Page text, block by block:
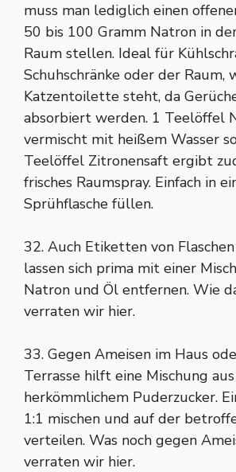
muss man lediglich einen
50 bis 100 Gramm Natron in
Raum stellen. Ideal für
Schuhschränke oder der Raum,
Katzentoilette steht, da
absorbiert werden. 1 Teelöffel
vermischt mit heißem Wasser
Teelöffel Zitronensaft ergibt
frisches Raumspray. Einfach in
Sprühflasche füllen.
32. Auch Etiketten von
lassen sich prima mit einer
Natron und Öl entfernen. Wie
verraten wir hier.
33. Gegen Ameisen im Haus
Terrasse hilft eine Mischung
herkömmlichem Puderzucker.
1:1 mischen und auf der
verteilen. Was noch gegen
verraten wir hier.